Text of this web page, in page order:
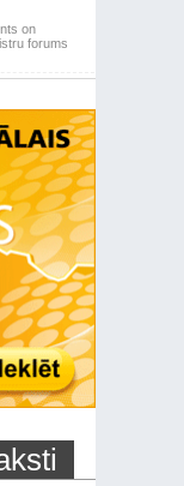
on
forums